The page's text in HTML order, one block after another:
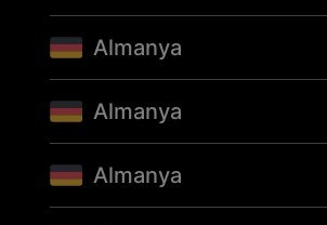
Almanya
Almanya
Almanya